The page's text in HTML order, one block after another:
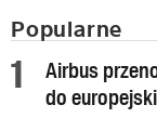
Popularne
Airbus
do